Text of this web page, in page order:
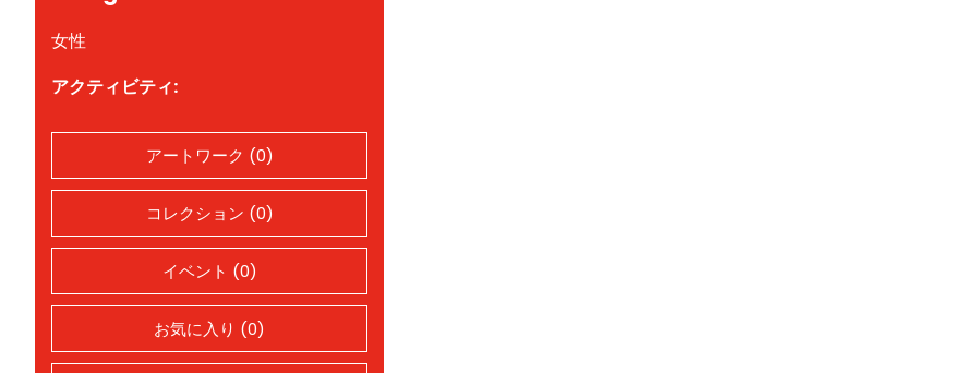
女性
アクティビティ:
アートワーク (0)
コレクション (0)
イベント (0)
お気に入り (0)